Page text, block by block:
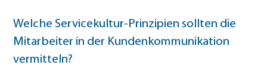
Welche Servicekultur-Prinzipien sollten die
Mitarbeiter in der Kundenkommunikation
vermitteln?